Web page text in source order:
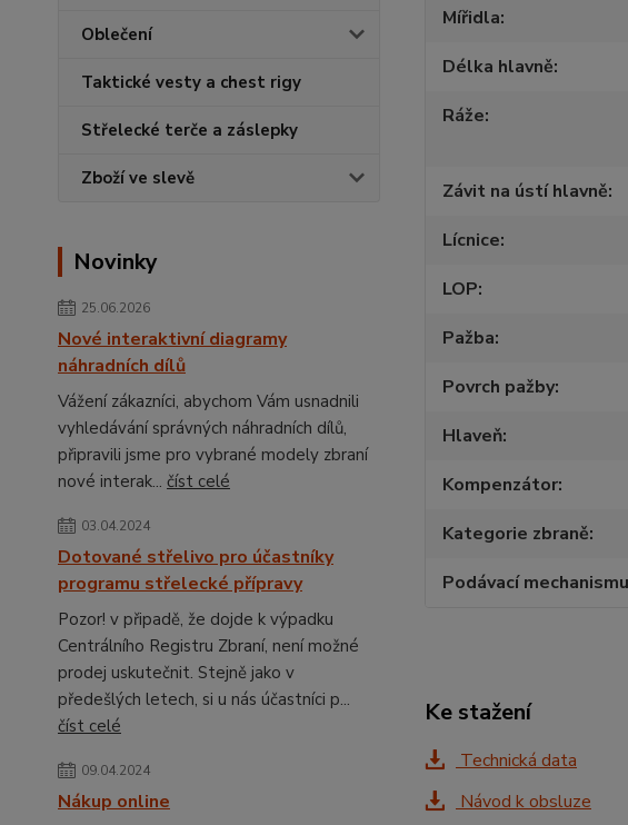
Oblečení
Taktické vesty a chest rigy
Střelecké terče a záslepky
Zboží ve slevě
Novinky
25.06.2026
Nové interaktivní diagramy
náhradních dílů
Vážení zákazníci, abychom Vám usnadnili
vyhledávání správných náhradních dílů,
připravili jsme pro vybrané modely zbraní
nové interak... číst celé
03.04.2024
Dotované střelivo pro účastníky
programu střelecké přípravy
Pozor! v připadě, že dojde k výpadku
Centrálního Registru Zbraní, není možné
prodej uskutečnit. Stejně jako v
předešlých letech, si u nás účastníci p...
číst celé
09.04.2024
Nákup online
Mířidla
Délka hlavně
Ráže
Závit na ústí hlavně
Lícnice
LOP
Pažba
Povrch pažby
Hlaveň
Kompenzátor
Kategorie zbraně
Podávací
Ke stažení
Technická data
Návod k obsluze